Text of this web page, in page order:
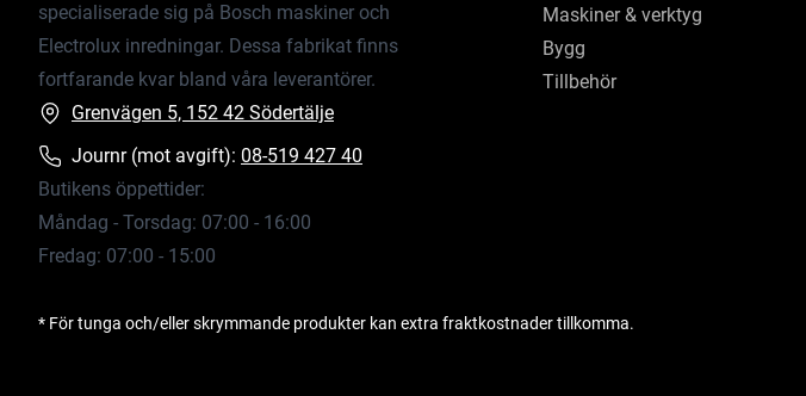
specialiserade sig på Bosch maskiner och
Electrolux inredningar. Dessa fabrikat finns
fortfarande kvar bland våra leverantörer.
Grenvägen 5, 152 42 Södertälje
Journr (mot avgift): 08-519 427 40
Butikens öppettider:
Måndag - Torsdag: 07:00 - 16:00
Fredag: 07:00 - 15:00
Maskiner & verktyg
Bygg
Tillbehör
* För tunga och/eller skrymmande produkter kan extra fraktkostnader tillkomma.